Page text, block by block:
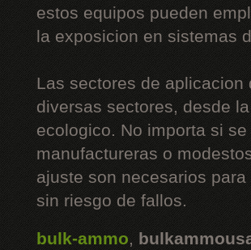
estos equipos pueden
la exposicion en sistemas
Las sectores de
diversas sectores, desde
ecologico. No importa si
manufactureras o
ajuste son necesarios
sin riesgo de fallos.
bulk-ammo,